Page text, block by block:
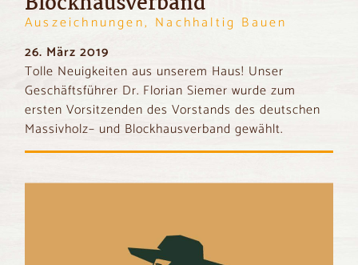
Auszeichnungen, Nachhaltig Bauen
26. März 2019
Tolle Neuigkeiten aus unserem Haus! Unser
Geschäftsführer Dr. Florian Siemer wurde zum
ersten Vorsitzenden des Vorstands des deutschen
Massivholz– und Blockhausverband gewählt.